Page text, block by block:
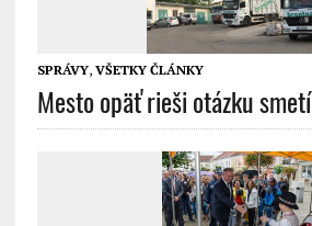
SPRÁVY, VŠETKY ČLÁNKY
Mesto opäť rieši otázku smetí